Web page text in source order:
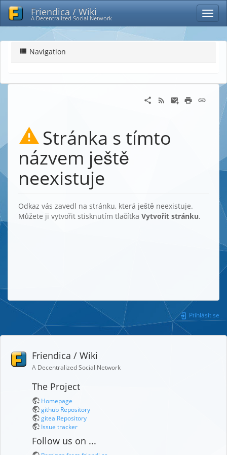
Friendica / Wiki
A Decentralized Social Network
Navigation
Stránka s tímto
názvem ještě
neexistuje
Odkaz vás zavedl na stránku, která ještě neexistuje.
Můžete ji vytvořit stisknutím tlačítka Vytvořit stránku.
Přihlásit se
Friendica / Wiki
A Decentralized Social Network
The Project
Homepage
github Repository
gitea Repository
Issue tracker
Follow us on ...